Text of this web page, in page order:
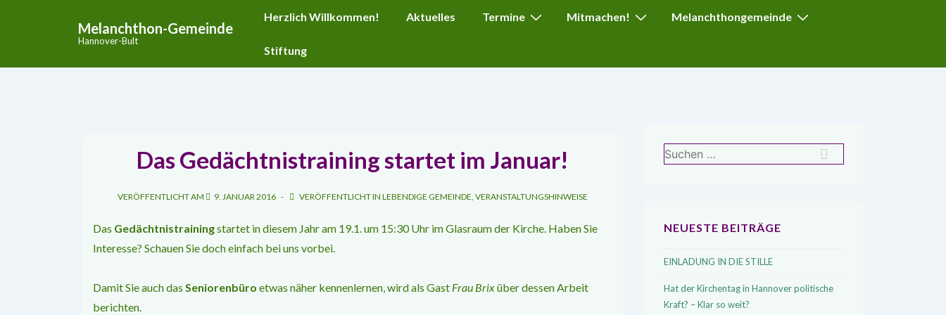
Melanchthon-Gemeinde
Hannover-Bult
Herzlich Willkommen! Aktuelles Termine Mitmachen! Melanchthongemeinde
Stiftung
Das Gedächtnistraining startet im Januar!
VERÖFFENTLICHT AM 9. JANUAR 2016 VERÖFFENTLICHT IN LEBENDIGE GEMEINDE, VERANSTALTUNGSHINWEISE
Das Gedächtnistrainingstartet in diesem Jahr am 19.1. um 15:30 Uhr im Glasraum der Kirche. Haben Sie
Interesse? Schauen Sie doch einfach bei uns vorbei.
Damit Sie auch das Seniorenbüro etwas näher kennenlernen, wird als Gast Frau Brixüber dessen Arbeit
berichten.
Suchen
nach:
NEUESTE BEITRÄGE
EINLADUNG IN DIE STILLE
Hat der Kirchentag in Hannover politische
Kraft? – Klar so weit?